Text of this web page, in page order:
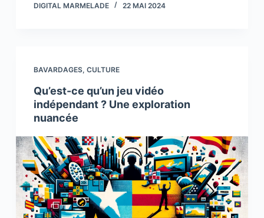
DIGITAL MARMELADE 22 MAI 2024
BAVARDAGES, CULTURE
Qu’est-ce qu’un jeu vidéo
indépendant ? Une exploration
nuancée